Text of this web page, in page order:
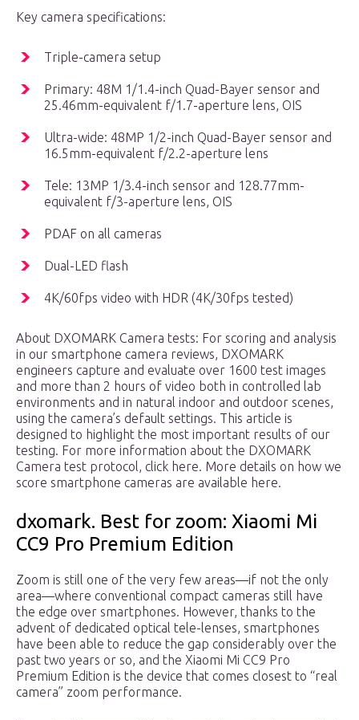
Key camera specifications:
Triple-camera setup
Primary: 48M 1/1.4-inch Quad-Bayer sensor and
25.46mm-equivalent f/1.7-aperture lens, OIS
Ultra-wide: 48MP 1/2-inch Quad-Bayer sensor and
16.5mm-equivalent f/2.2-aperture lens
Tele: 13MP 1/3.4-inch sensor and 128.77mm-
equivalent f/3-aperture lens, OIS
PDAF on all cameras
Dual-LED flash
4K/60fps video with HDR (4K/30fps tested)
About DXOMARK Camera tests: For scoring and analysis
in our smartphone camera reviews, DXOMARK
engineers capture and evaluate over 1600 test images
and more than 2 hours of video both in controlled lab
environments and in natural indoor and outdoor scenes,
using the camera’s default settings. This article is
designed to highlight the most important results of our
testing. For more information about the DXOMARK
Camera test protocol, click here. More details on how we
score smartphone cameras are available here.
dxomark. Best for zoom: Xiaomi Mi
CC9 Pro Premium Edition
Zoom is still one of the very few areas—if not the only
area—where conventional compact cameras still have
the edge over smartphones. However, thanks to the
advent of dedicated optical tele-lenses, smartphones
have been able to reduce the gap considerably over the
past two years or so, and the Xiaomi Mi CC9 Pro
Premium Edition is the device that comes closest to “real
camera” zoom performance.